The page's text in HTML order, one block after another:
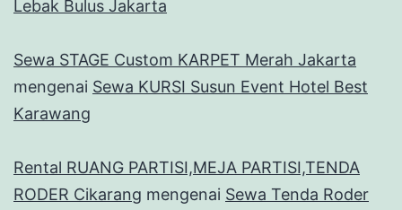
Lebak Bulus Jakarta
Sewa STAGE Custom KARPET Merah Jakarta
mengenai Sewa KURSI Susun Event Hotel Best
Karawang
Rental RUANG PARTISI,MEJA PARTISI,TENDA
RODER Cikarang mengenai Sewa Tenda Roder